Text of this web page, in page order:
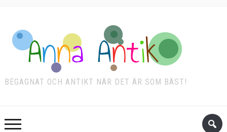
BEGAGNAT OCH ANTIKT NÄR DET ÄR SOM BÄST!